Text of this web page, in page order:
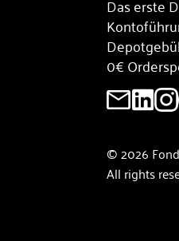
Das erste
0€
© 2026
All rights